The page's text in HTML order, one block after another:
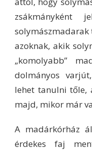
zsákmányként
solymászmadarak
azoknak, akik
„komolyabb”
dolmányos
lehet tanulni tőle,
majd, mikor már
A madárkórház
érdekes faj